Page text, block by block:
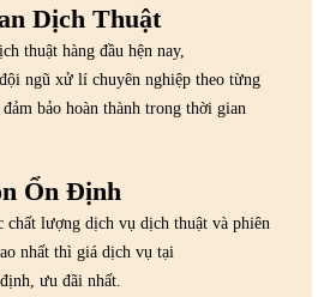
Dịch Thuật
thuật hàng đầu hện nay,
ngũ xử lí chuyên nghiệp theo từng
bảo hoàn thành trong thời gian
Ổn Định
chất lượng dịch vụ dịch thuật và phiên
nhất thì giá dịch vụ tại
ưu đãi nhất.